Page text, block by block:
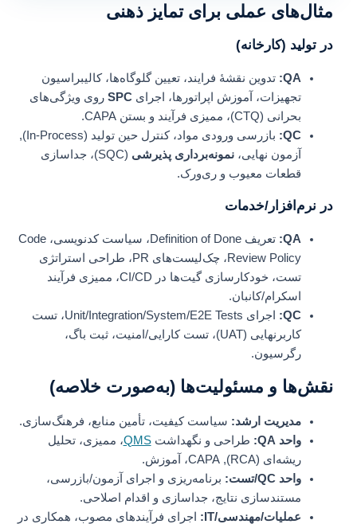
مثال‌های عملی برای تمایز ذهنی
در تولید (کارخانه)
QA: تدوین نقشهٔ فرایند، تعیین گلوگاه‌ها، کالیبراسیون
تجهیزات، آموزش اپراتورها، اجرایSPCروی ویژگی‌های
بحرانی (CTQ)، ممیزی فرآیند و بستن CAPA.
QC:
بازرسی ورودی مواد، کنترل حین تولید (In-Process),
آزمون نهایی،نمونه‌برداری پذیرشی
(SQC)، جداسازی
قطعات معیوب و ری‌ورک.
در نرم‌افزار/خدمات
QA:
تعریف Definition of Done، سیاست کدنویسی، Code
Review Policy، چک‌لیست‌های PR، طراحی استراتژی
تست، خودکارسازی گیت‌ها در CI/CD، ممیزی فرآیند
اسکرام/کانبان.
QC:
اجرای Unit/Integration/System/E2E Tests، تست
کاربر‌نهایی (UAT)، تست کارایی/امنیت، ثبت باگ،
رگرسیون.
نقش‌ها و مسئولیت‌ها (به‌صورت خلاصه)
مدیریت ارشد:سیاست کیفیت، تأمین منابع، فرهنگ‌سازی.
واحد QA:
طراحی و نگهداشتQMS، ممیزی، تحلیل
ریشه‌ای (RCA), CAPA، آموزش.
واحد QC/تست:
برنامه‌ریزی و اجرای آزمون/بازرسی،
مستندسازی نتایج، جداسازی و اقدام اصلاحی.
عملیات/مهندسی/IT:
اجرای فرآیندهای مصوب، همکاری در